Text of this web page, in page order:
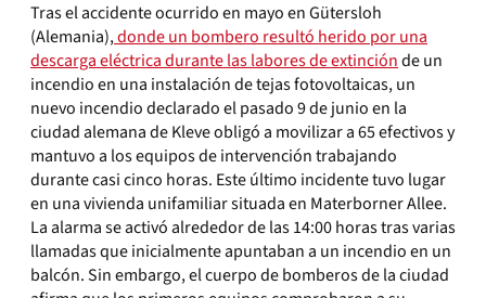
Tras el accidente ocurrido en mayo en Gütersloh
(Alemania),donde un bombero resultó herido por una
descarga eléctrica durante las labores de extinciónde un
incendio en una instalación de tejas fotovoltaicas, un
nuevo incendio declarado el pasado 9 de junio en la
ciudad alemana de Kleve obligó a movilizar a 65 efectivos y
mantuvo a los equipos de intervención trabajando
durante casi cinco horas. Este último incidente tuvo lugar
en una vivienda unifamiliar situada en Materborner Allee.
La alarma se activó alrededor de las 14:00 horas tras varias
llamadas que inicialmente apuntaban a un incendio en un
balcón. Sin embargo, el cuerpo de bomberos de la ciudad